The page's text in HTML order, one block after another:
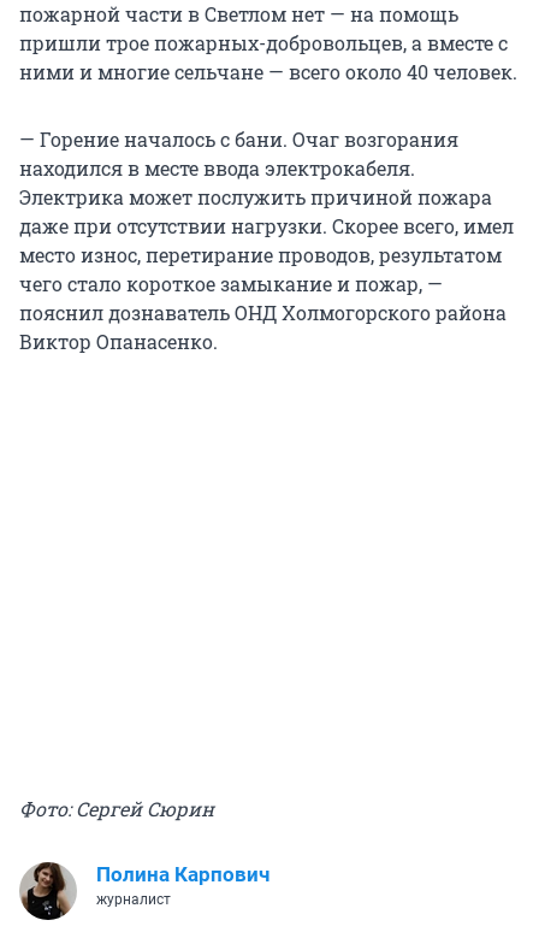
пожарной части в Светлом нет — на помощь
пришли трое пожарных-добровольцев, а вместе с
ними и многие сельчане — всего около 40 человек.
— Горение началось с бани. Очаг возгорания
находился в месте ввода электрокабеля.
Электрика может послужить причиной пожара
даже при отсутствии нагрузки. Скорее всего, имел
место износ, перетирание проводов, результатом
чего стало короткое замыкание и пожар, —
пояснил дознаватель ОНД Холмогорского района
Виктор Опанасенко.
Фото: Сергей Сюрин
Полина Карпович
журналист